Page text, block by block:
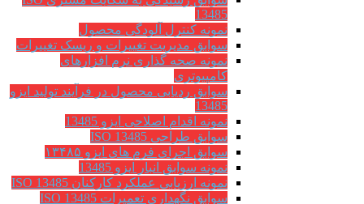
13485
نمونه کنترل آلودگی محصول
سوابق مدیریت تغییرات و ریسک تغییرات
نمونه صحه گذاری نرم افزارهای
کامپیوتری
سوابق ردیابی محصول در فرآیند تولید ایزو
13485
نمونه اقدام اصلاحی ایزو 13485
سوابق طراحی ISO 13485
سوابق اجرای فرم های ایزو ۱۳۴۸۵
نمونه سوابق انبار ایزو 13485
نمونه ارزیابی عملکرد کارکنان ISO 13485
سوابق نگهداري تعميرات ISO 13485